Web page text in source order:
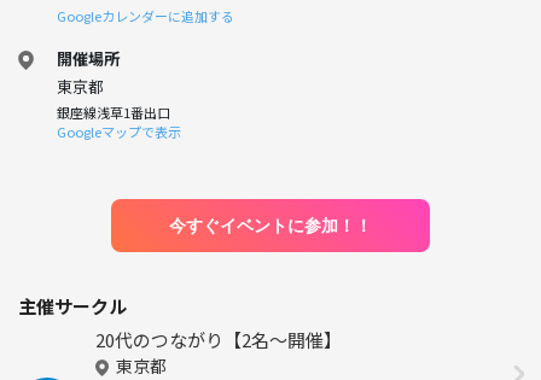
Googleカレンダーに追加する
開催場所
東京都
銀座線浅草1番出口
Googleマップで表示
今すぐイベントに参加！！
主催サークル
20代のつながり【2名〜開催】
東京都